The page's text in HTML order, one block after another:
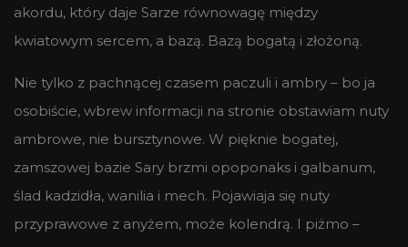
akordu, który daje Sarze równowagę między
kwiatowym sercem, a bazą. Bazą bogatą i złożoną.
Nie tylko z pachnącej czasem paczuli i ambry – bo ja
osobiście, wbrew informacji na stronie obstawiam nuty
ambrowe, nie bursztynowe. W pięknie bogatej,
zamszowej bazie Sary brzmi opoponaks i galbanum,
ślad kadzidła, wanilia i mech. Pojawiaja się nuty
przyprawowe z anyżem, może kolendrą. I piżmo –